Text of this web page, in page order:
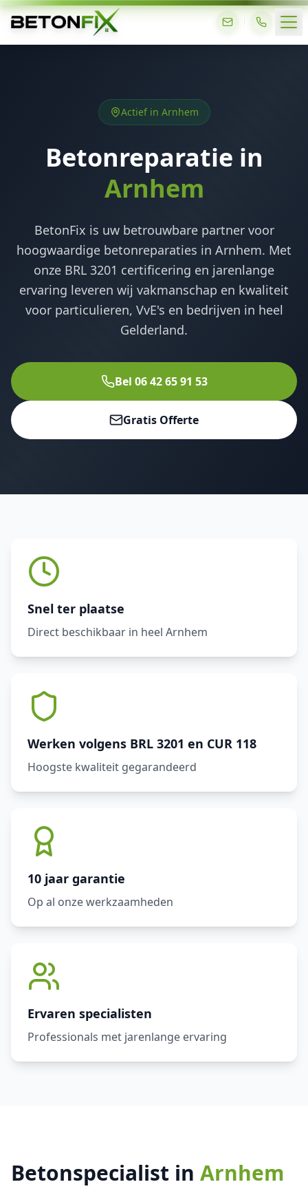
Actief in Arnhem
Betonreparatie in
Arnhem
BetonFix is uw betrouwbare partner voor
hoogwaardige betonreparaties in Arnhem. Met
onze BRL 3201 certificering en jarenlange
ervaring leveren wij vakmanschap en kwaliteit
voor particulieren, VvE's en bedrijven in heel
Gelderland.
Bel 06 42 65 91 53
Gratis Offerte
Snel ter plaatse
Direct beschikbaar in heel Arnhem
Werken volgens BRL 3201 en CUR 118
Hoogste kwaliteit gegarandeerd
10 jaar garantie
Op al onze werkzaamheden
Ervaren specialisten
Professionals met jarenlange ervaring
Betonspecialist in Arnhem